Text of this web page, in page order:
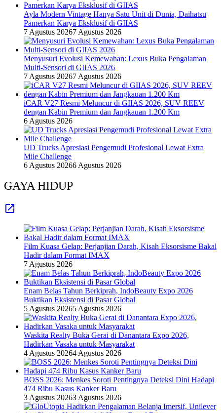
Ayla Modern Vintage Hanya Satu Unit di Dunia, Daihatsu
Pamerkan Karya Eksklusif di GIIAS
7 Agustus 20267 Agustus 2026
Menyusuri Evolusi Kemewahan: Lexus Buka Pengalaman
Multi-Sensori di GIIAS 2026
7 Agustus 20267 Agustus 2026
iCAR V27 Resmi Meluncur di GIIAS 2026, SUV REEV
dengan Kabin Premium dan Jangkauan 1.200 Km
6 Agustus 2026
UD Trucks Apresiasi Pengemudi Profesional Lewat Extra
Mile Challenge
6 Agustus 20266 Agustus 2026
GAYA HIDUP
Film Kuasa Gelap: Perjanjian Darah, Kisah Eksorsisme Bakal
Hadir dalam Format IMAX
7 Agustus 2026
Enam Belas Tahun Berkiprah, IndoBeauty Expo 2026
Buktikan Eksistensi di Pasar Global
5 Agustus 20265 Agustus 2026
Waskita Realty Buka Gerai di Danantara Expo 2026,
Hadirkan Vasaka untuk Masyarakat
4 Agustus 20264 Agustus 2026
BOSS 2026: Menkes Soroti Pentingnya Deteksi Dini Hadapi
474 Ribu Kasus Kanker Baru
3 Agustus 20263 Agustus 2026